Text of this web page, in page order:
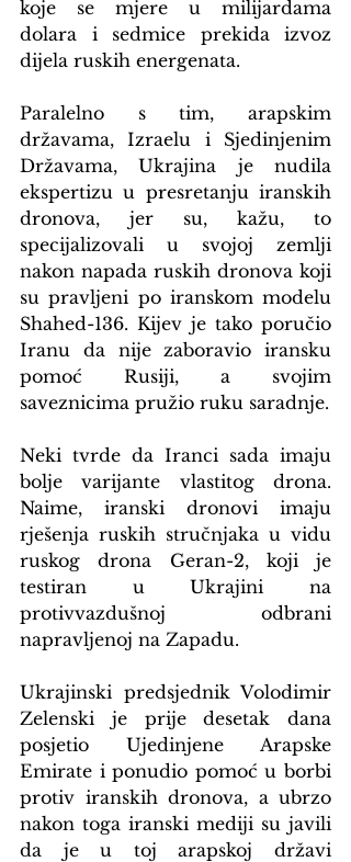
koje se mjere u milijardama
dolara i sedmice prekida izvoz
dijela ruskih energenata.
Paralelno s tim, arapskim
državama, Izraelu i Sjedinjenim
Državama, Ukrajina je nudila
ekspertizu u presretanju iranskih
dronova, jer su, kažu, to
specijalizovali u svojoj zemlji
nakon napada ruskih dronova koji
su pravljeni po iranskom modelu
Shahed-136. Kijev je tako poručio
Iranu da nije zaboravio iransku
pomoć Rusiji, a svojim
saveznicima pružio ruku saradnje.
Neki tvrde da Iranci sada imaju
bolje varijante vlastitog drona.
Naime, iranski dronovi imaju
rješenja ruskih stručnjaka u vidu
ruskog drona Geran-2, koji je
testiran u Ukrajini na
protivvazdušnoj odbrani
napravljenoj na Zapadu.
Ukrajinski predsjednik Volodimir
Zelenski je prije desetak dana
posjetio Ujedinjene Arapske
Emirate i ponudio pomoć u borbi
protiv iranskih dronova, a ubrzo
nakon toga iranski mediji su javili
da je u toj arapskoj državi